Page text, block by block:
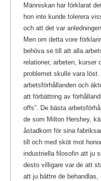
Människan har förklarat
hon inte kunde tolerera
och att det var
Men om detta vore
behöva se till att alla
relationer, arbeten, kurser
problemet skulle vara
arbetsförhållanden och
att förbättring av
offs”. De bästa
de som Milton Hershey,
åstadkom för sina
till och med sköt mot
industriella filosofin att ju
desto villigare var de att
att ju bättre de behandlas,